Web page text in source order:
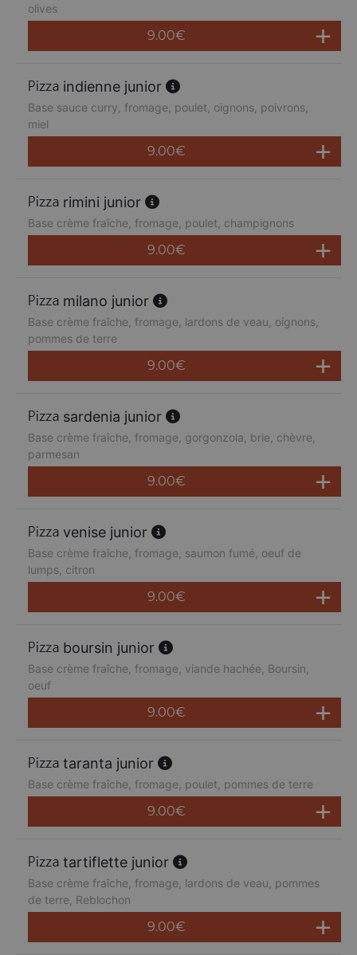
olives
9.00€
indienne junior
Base sauce curry, fromage, poulet, oignons, poivrons,
miel
9.00€
rimini junior
Base crème fraîche, fromage, poulet, champignons
9.00€
milano junior
Base crème fraîche, fromage, lardons de veau, oignons,
pommes de terre
9.00€
sardenia junior
Base crème fraîche, fromage, gorgonzola, brie, chèvre,
parmesan
9.00€
venise junior
Base crème fraîche, fromage, saumon fumé, oeuf de
lumps, citron
9.00€
boursin junior
Base crème fraîche, fromage, viande hachée, Boursin,
oeuf
9.00€
taranta junior
Base crème fraîche, fromage, poulet, pommes de terre
9.00€
tartiflette junior
Base crème fraîche, fromage, lardons de veau, pommes
de terre, Reblochon
9.00€